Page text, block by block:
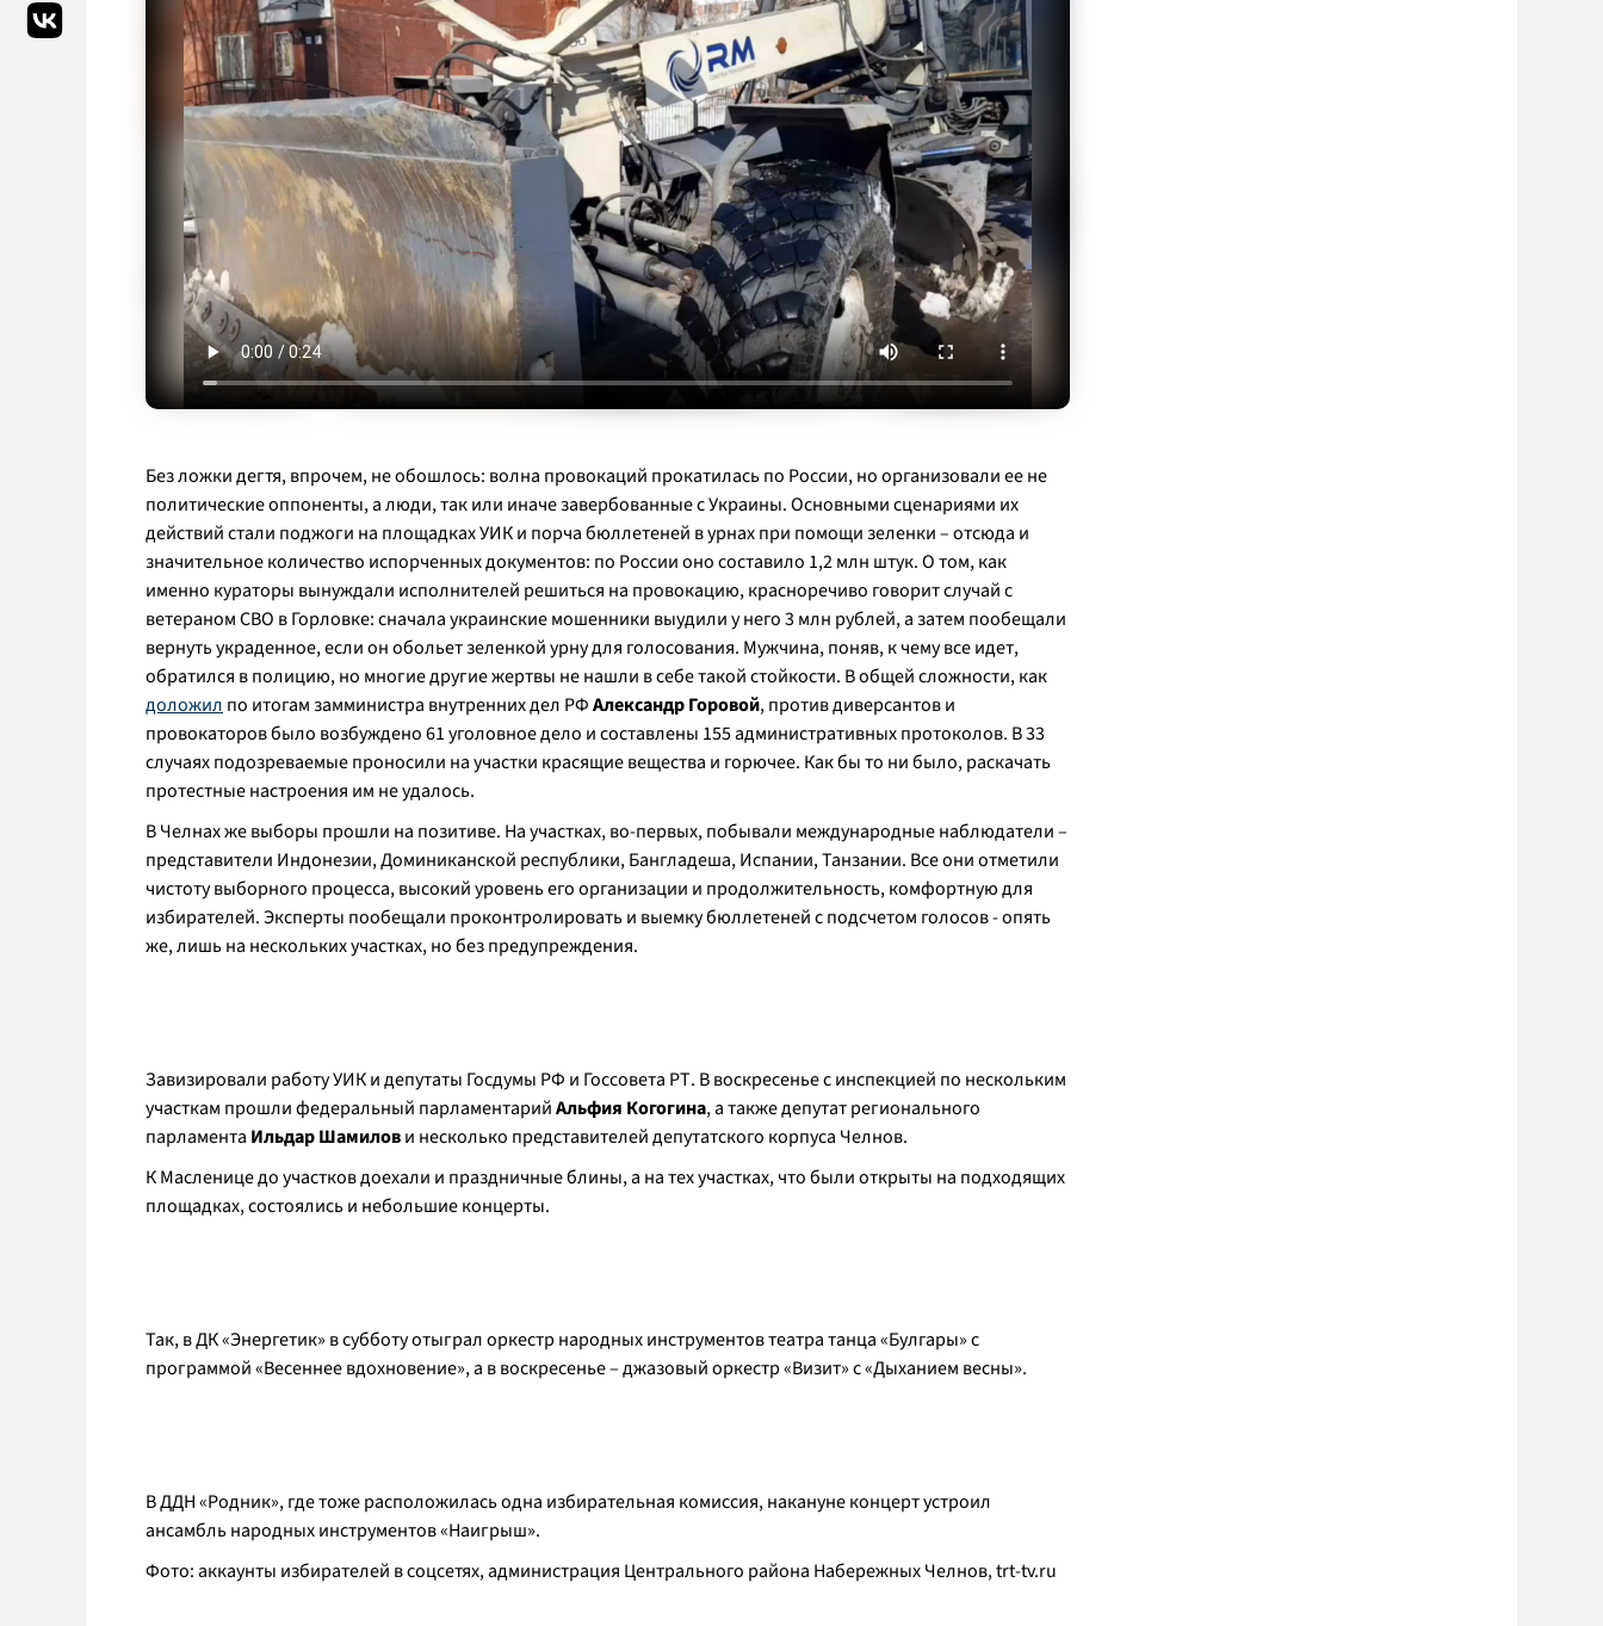
Без ложки дегтя, впрочем, не обошлось: волна провокаций прокатилась по России, но организовали ее не
политические оппоненты, а люди, так или иначе завербованные с Украины. Основными сценариями их
действий стали поджоги на площадках УИК и порча бюллетеней в урнах при помощи зеленки – отсюда и
значительное количество испорченных документов: по России оно составило 1,2 млн штук. О том, как
именно кураторы вынуждали исполнителей решиться на провокацию, красноречиво говорит случай с
ветераном СВО в Горловке: сначала украинские мошенники выудили у него 3 млн рублей, а затем пообещали
вернуть украденное, если он обольет зеленкой урну для голосования. Мужчина, поняв, к чему все идет,
обратился в полицию, но многие другие жертвы не нашли в себе такой стойкости. В общей сложности, как
доложил по итогам замминистра внутренних дел РФАлександр Горовой, против диверсантов и
провокаторов было возбуждено 61 уголовное дело и составлены 155 административных протоколов. В 33
случаях подозреваемые проносили на участки красящие вещества и горючее. Как бы то ни было, раскачать
протестные настроения им не удалось.
В Челнах же выборы прошли на позитиве. На участках, во-первых, побывали международные наблюдатели –
представители Индонезии, Доминиканской республики, Бангладеша, Испании, Танзании. Все они отметили
чистоту выборного процесса, высокий уровень его организации и продолжительность, комфортную для
избирателей. Эксперты пообещали проконтролировать и выемку бюллетеней с подсчетом голосов - опять
же, лишь на нескольких участках, но без предупреждения.
Завизировали работу УИК и депутаты Госдумы РФ и Госсовета РТ. В воскресенье с инспекцией по нескольким
участкам прошли федеральный парламентарийАльфия Когогина, а также депутат регионального
парламента Ильдар Шамилови несколько представителей депутатского корпуса Челнов.
К Масленице до участков доехали и праздничные блины, а на тех участках, что были открыты на подходящих
площадках, состоялись и небольшие концерты.
Так, в ДК «Энергетик» в субботу отыграл оркестр народных инструментов театра танца «Булгары» с
программой «Весеннее вдохновение», а в воскресенье – джазовый оркестр «Визит» с «Дыханием весны».
В ДДН «Родник», где тоже расположилась одна избирательная комиссия, накануне концерт устроил
ансамбль народных инструментов «Наигрыш».
Фото: аккаунты избирателей в соцсетях, администрация Центрального района Набережных Челнов,trt-tv.ru